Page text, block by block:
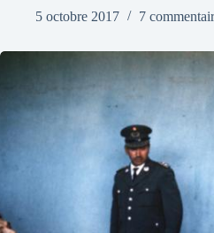
5 octobre 2017
7